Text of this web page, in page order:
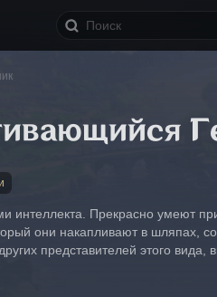
интеллекта. Прекрасно умеют
они накапливают в шляпах,
представителей этого